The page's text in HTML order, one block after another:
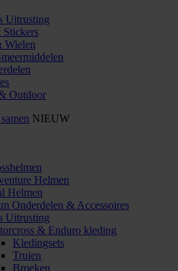
Uitrusting
Stickers
Wielen
Outdoor
NIEUW
Helmen
Helmen
Onderdelen & Accessoires
Uitrusting
& Enduro kleding
Kledingsets
Truien
Broeken